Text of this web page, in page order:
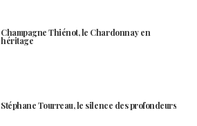
Champagne Thiénot, le Chardonnay en
héritage
Stéphane Tourreau, le silence des profondeurs